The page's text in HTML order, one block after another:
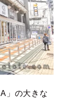
」の大きな